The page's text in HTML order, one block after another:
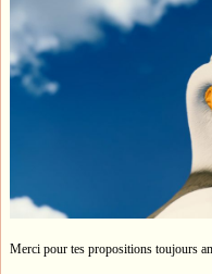
Merci pour tes propositions toujours